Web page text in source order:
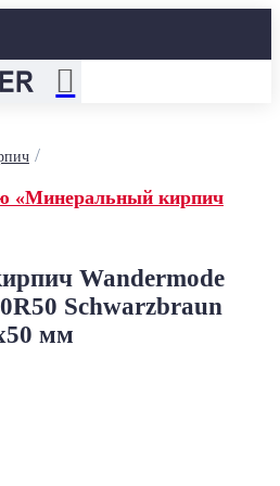
/
«Минеральный кирпич
Wandermode
Schwarzbraun
мм